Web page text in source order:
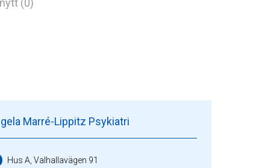
(0)
Marré-Lippitz Psykiatri
Hus A, Valhallavägen 91